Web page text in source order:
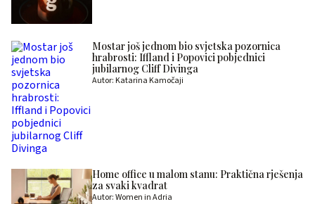
Mostar još jednom bio svjetska pozornica
hrabrosti: Iffland i Popovici pobjednici
jubilarnog Cliff Divinga
Autor: Katarina Kamočaji
Home office u malom stanu: Praktična rješenja
za svaki kvadrat
Autor: Women in Adria